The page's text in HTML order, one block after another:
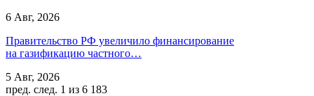
6 Авг, 2026
Правительство РФ увеличило финансирование
на газификацию частного…
5 Авг, 2026
пред. след. 1 из 6 183